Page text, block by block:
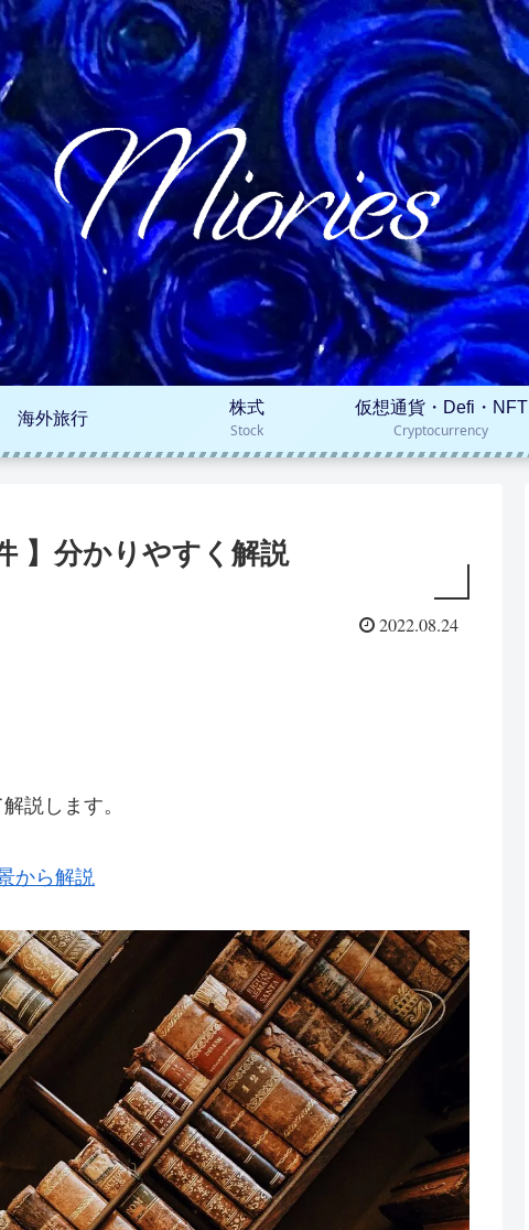
海外旅行
株式
Stock
仮想通貨・Defi・NFT
Cryptocurrency
】分かりやすく解説
2022.08.24
説します。
から解説